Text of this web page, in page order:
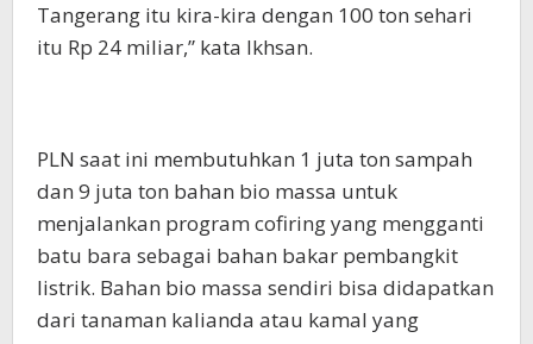
Tangerang itu kira-kira dengan 100 ton sehari
itu Rp 24 miliar,” kata Ikhsan.
PLN saat ini membutuhkan 1 juta ton sampah
dan 9 juta ton bahan bio massa untuk
menjalankan program cofiring yang mengganti
batu bara sebagai bahan bakar pembangkit
listrik. Bahan bio massa sendiri bisa didapatkan
dari tanaman kalianda atau kamal yang